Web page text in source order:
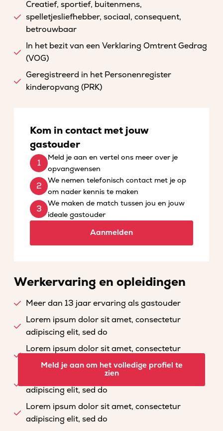
Creatief, sportief, buitenmens,
spelletjesliefhebber, sociaal, consequent,
betrouwbaar
In het bezit van een Verklaring Omtrent Gedrag
(VOG)
Geregistreerd in het Personenregister
kinderopvang (PRK)
Kom in contact met jouw
gastouder
Meld je aan en vertel ons meer over je
opvangwensen
We nemen telefonisch contact met je op
om nader kennis te maken
We maken de match tussen jou en jouw
ideale gastouder
Aanmelden
Werkervaring en opleidingen
Meer dan 13 jaar ervaring als gastouder
Lorem ipsum dolor sit amet, consectetur
adipiscing elit, sed do
Lorem ipsum dolor sit amet, consectetur
adipiscing elit, sed do
Lorem ipsum dolor sit amet, consectetur
adipiscing elit, sed do
Lorem ipsum dolor sit amet, consectetur
adipiscing elit, sed do
Meld je aan om het volledige profiel te
zien